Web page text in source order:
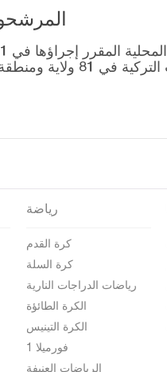
المرشحون
التصويت للتحالفات
رياضة
كرة القدم
كرة السلة
رياضات الدراجات النارية
الكرة الطائؤة
الكرة التينيس
فورميلا 1
الرياضات العنيفة